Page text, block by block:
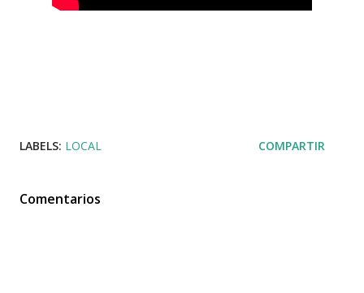
LABELS: LOCAL COMPARTIR
Comentarios